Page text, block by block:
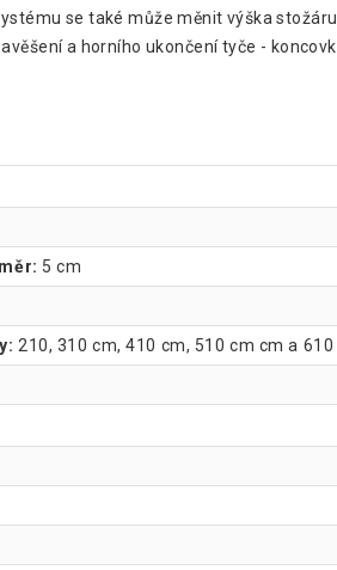
se také může měnit výška
a horního ukončení tyče -
5 cm
210, 310 cm, 410 cm, 510 cm cm a 610